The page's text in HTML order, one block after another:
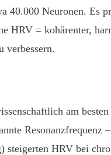
40.000 Neuronen. Es
HRV = kohärenter,
verbessern.
am
Resonanzfrequenz
HRV bei